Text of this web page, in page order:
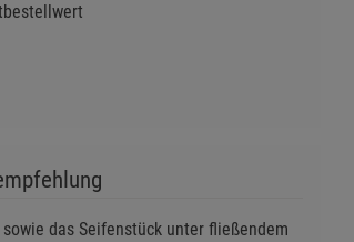
sowie das Seifenstück unter fließendem